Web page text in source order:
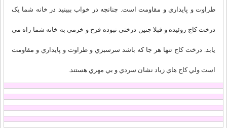
طراوت و پايداري و مقاومت است. چنانچه در خواب ببينيد در خانه شما يک
درخت کاج روئيده و قبلا چنين درختي نبوده فرح و خرمي به خانه شما راه مي
يابد. درخت کاج تنها هر جا که باشد سرسبزي و طراوت و پايداري و مقاومت
است ولي کاج هاي زياد نشان سردي و بي مهري هستند.